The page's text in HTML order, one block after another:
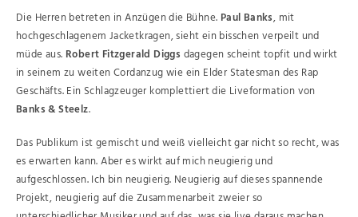
Die Herren betreten in Anzügen die Bühne. Paul Banks, mit
hochgeschlagenem Jacketkragen, sieht ein bisschen verpeilt und
müde aus. Robert Fitzgerald Diggs dagegen scheint topfit und wirkt
in seinem zu weiten Cordanzug wie ein Elder Statesman des Rap
Geschäfts. Ein Schlagzeuger komplettiert die Liveformation von
Banks & Steelz.
Das Publikum ist gemischt und weiß vielleicht gar nicht so recht, was
es erwarten kann. Aber es wirkt auf mich neugierig und
aufgeschlossen. Ich bin neugierig. Neugierig auf dieses spannende
Projekt, neugierig auf die Zusammenarbeit zweier so